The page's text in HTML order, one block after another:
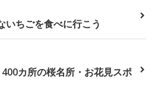
いちごを食べに行こう
カ所の桜名所・お花見スポ